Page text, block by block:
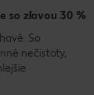
so zľavou 30 %
So
nečistoty,